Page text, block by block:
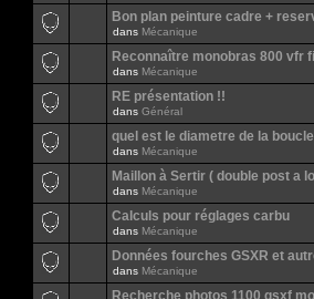
Bon plan peinture cadre +
dans Mécanique
Reconnaître monobras 800 vfr
dans Mécanique
RE présentation !!
dans Général
quel est le diametre de la
dans Mécanique
Maillon à Sertir ( double post a
dans Mécanique
Calculs pour réglages carbu
dans Mécanique
Données fourches GSXR et
dans Mécanique
Recherche photos 1100 gsxf